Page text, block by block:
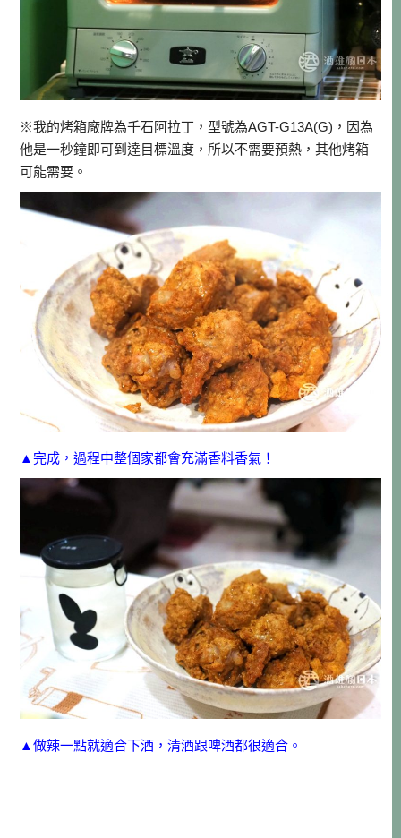
※我的烤箱廠牌為千石阿拉丁，型號為AGT-G13A(G)，因為
他是一秒鐘即可到達目標溫度，所以不需要預熱，其他烤箱
可能需要。
▲完成，過程中整個家都會充滿香料香氣！
▲做辣一點就適合下酒，清酒跟啤酒都很適合。